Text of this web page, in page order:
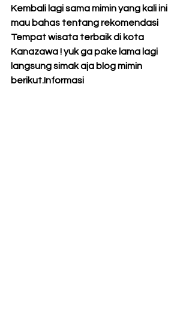
Kembali lagi sama mimin yang kali ini
mau bahas tentang rekomendasi
Tempat wisata terbaik di kota
Kanazawa ! yuk ga pake lama lagi
langsung simak aja blog mimin
berikut.Informasi